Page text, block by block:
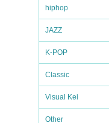
hiphop
JAZZ
K-POP
Classic
Visual Kei
Other